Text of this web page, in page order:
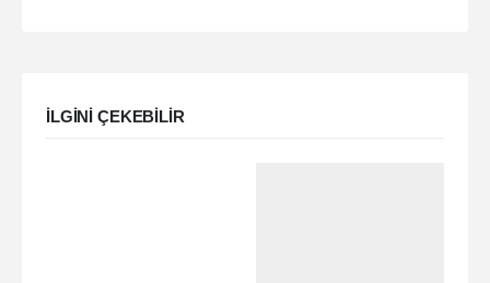
ILGINI ÇEKEBILIR